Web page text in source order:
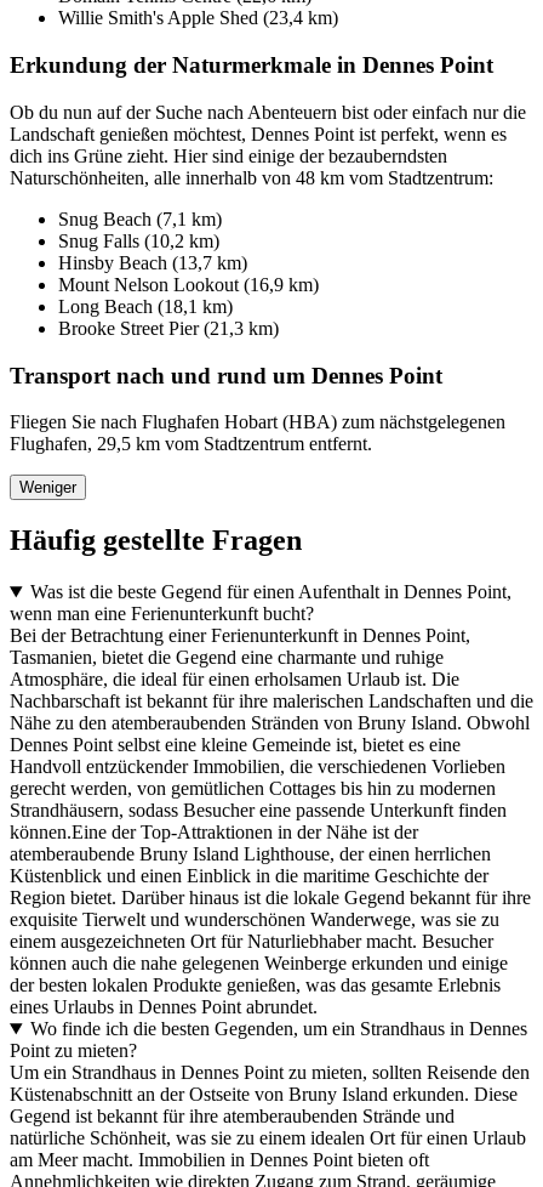
Willie Smith's Apple Shed (23,4 km)
Erkundung der Naturmerkmale in Dennes Point
Ob du nun auf der Suche nach Abenteuern bist oder einfach nur die
Landschaft genießen möchtest, Dennes Point ist perfekt, wenn es
dich ins Grüne zieht. Hier sind einige der bezauberndsten
Naturschönheiten, alle innerhalb von 48 km vom Stadtzentrum:
Snug Beach (7,1 km)
Snug Falls (10,2 km)
Hinsby Beach (13,7 km)
Mount Nelson Lookout (16,9 km)
Long Beach (18,1 km)
Brooke Street Pier (21,3 km)
Transport nach und rund um Dennes Point
Fliegen Sie nach Flughafen Hobart (HBA) zum nächstgelegenen
Flughafen, 29,5 km vom Stadtzentrum entfernt.
Weniger
Häufig gestellte Fragen
Was ist die beste Gegend für einen Aufenthalt in Dennes Point,
wenn man eine Ferienunterkunft bucht?
Bei der Betrachtung einer Ferienunterkunft in Dennes Point,
Tasmanien, bietet die Gegend eine charmante und ruhige
Atmosphäre, die ideal für einen erholsamen Urlaub ist. Die
Nachbarschaft ist bekannt für ihre malerischen Landschaften und die
Nähe zu den atemberaubenden Stränden von Bruny Island. Obwohl
Dennes Point selbst eine kleine Gemeinde ist, bietet es eine
Handvoll entzückender Immobilien, die verschiedenen Vorlieben
gerecht werden, von gemütlichen Cottages bis hin zu modernen
Strandhäusern, sodass Besucher eine passende Unterkunft finden
können.Eine der Top-Attraktionen in der Nähe ist der
atemberaubende Bruny Island Lighthouse, der einen herrlichen
Küstenblick und einen Einblick in die maritime Geschichte der
Region bietet. Darüber hinaus ist die lokale Gegend bekannt für ihre
exquisite Tierwelt und wunderschönen Wanderwege, was sie zu
einem ausgezeichneten Ort für Naturliebhaber macht. Besucher
können auch die nahe gelegenen Weinberge erkunden und einige
der besten lokalen Produkte genießen, was das gesamte Erlebnis
eines Urlaubs in Dennes Point abrundet.
Wo finde ich die besten Gegenden, um ein Strandhaus in Dennes
Point zu mieten?
Um ein Strandhaus in Dennes Point zu mieten, sollten Reisende den
Küstenabschnitt an der Ostseite von Bruny Island erkunden. Diese
Gegend ist bekannt für ihre atemberaubenden Strände und
natürliche Schönheit, was sie zu einem idealen Ort für einen Urlaub
am Meer macht. Immobilien in Dennes Point bieten oft
Annehmlichkeiten wie direkten Zugang zum Strand, geräumige